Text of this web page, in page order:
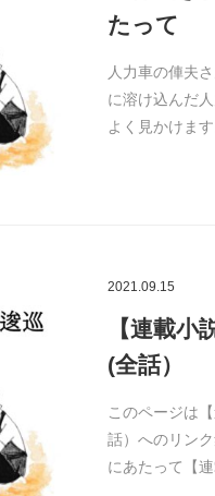
たって
人力車の俥夫
に溶け込んだ
よく見かけま
2021.09.15
【連載小
(全話）
このページは
話）へのリン
にあたって【